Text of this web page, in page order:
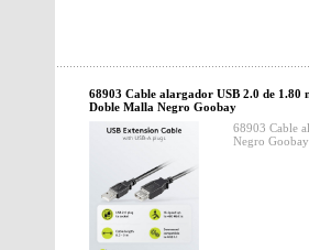
68903 Cable alargador USB 2.0 de 1.80
Doble Malla Negro Goobay
68903 Cable
Negro Goobay